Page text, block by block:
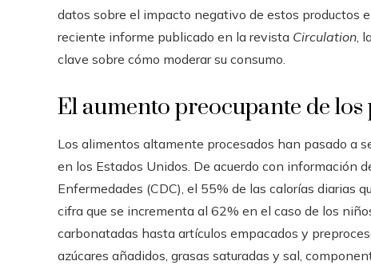
datos sobre el impacto negativo de estos productos
reciente informe publicado en la revista Circulation,
clave sobre cómo moderar su consumo.
El aumento preocupante de
Los alimentos altamente procesados han pasado a
en los Estados Unidos. De acuerdo con información
Enfermedades (CDC), el 55% de las calorías diarias
cifra que se incrementa al 62% en el caso de los
carbonatadas hasta artículos empacados y
azúcares añadidos, grasas saturadas y sal,